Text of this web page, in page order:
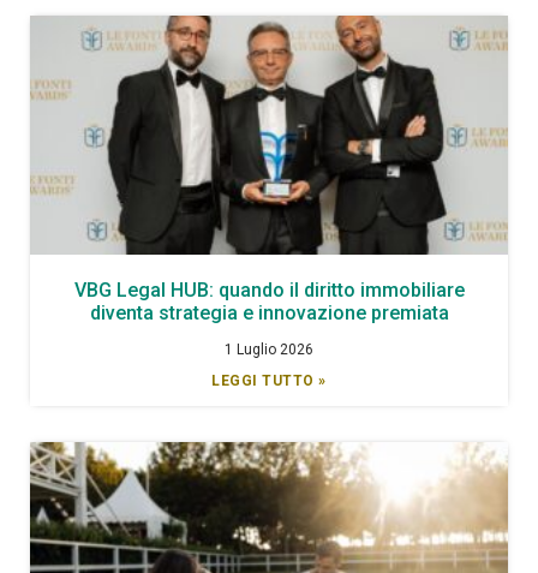
VBG Legal HUB: quando il diritto immobiliare
diventa strategia e innovazione premiata
1 Luglio 2026
LEGGI TUTTO »